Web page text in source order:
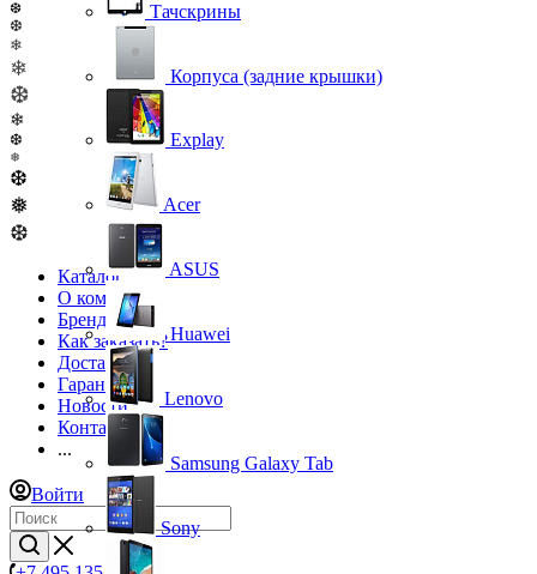
❆
❆
❄
❄
❆
❄
❆
❅
❆
❅
❆
Каталог
О компании
Бренды
Как заказать?
Доставка
Гарантия
Новости
Контакты
...
Войти
Тачскрины
Корпуса (задние крышки)
Explay
Acer
ASUS
Huawei
Lenovo
Samsung Galaxy Tab
Sony